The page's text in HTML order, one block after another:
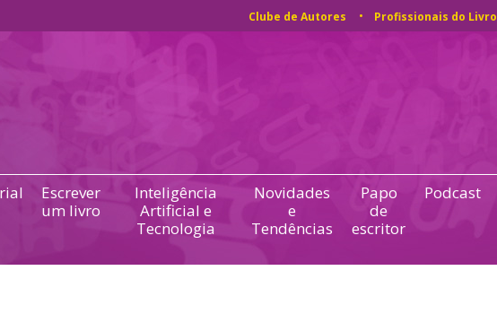
Clube de Autores Profissionais do Livro
Escrever
um livro
Inteligência
Artificial e
Tecnologia
Novidades
e
Tendências
Papo
de
escritor
Podcast